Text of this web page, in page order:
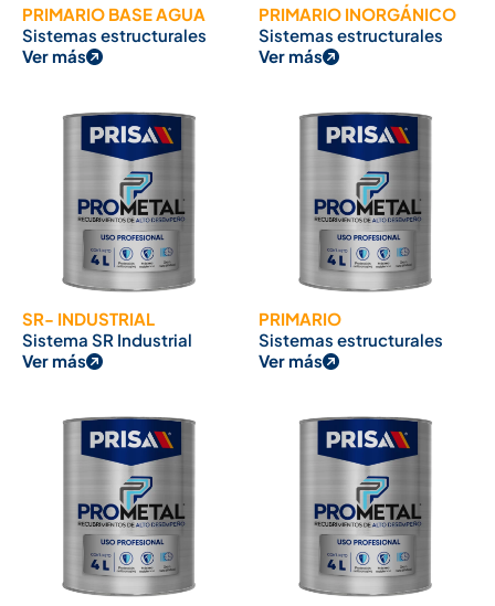
PRIMARIO BASE AGUA
Sistemas estructurales
Ver más
PRIMARIO INORGÁNICO
Sistemas estructurales
Ver más
SR- INDUSTRIAL
Sistema SR Industrial
Ver más
PRIMARIO
Sistemas estructurales
Ver más